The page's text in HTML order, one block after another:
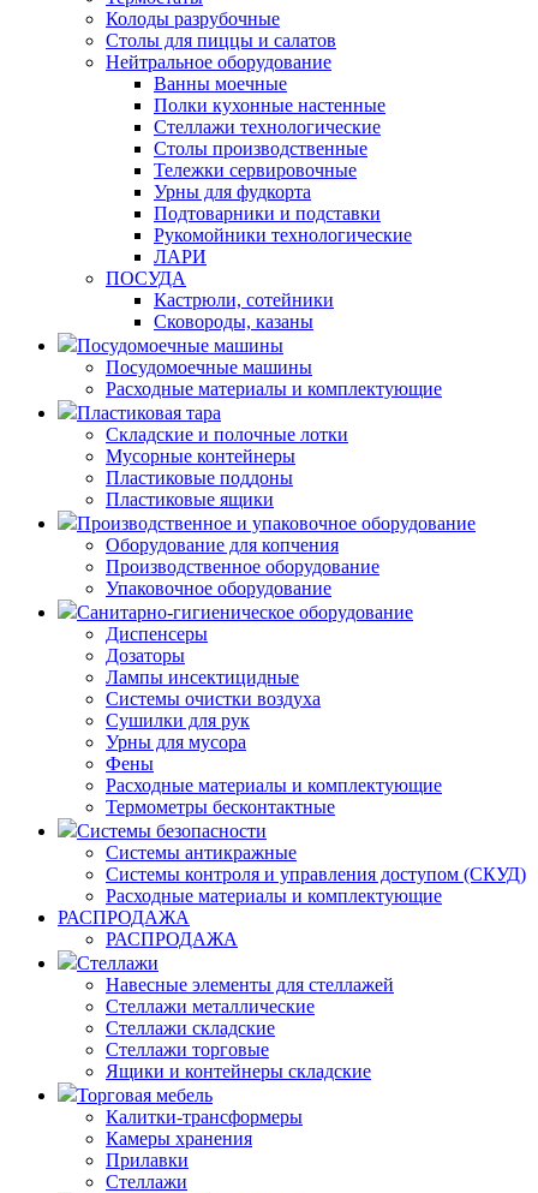
Колоды разрубочные
Столы для пиццы и салатов
Нейтральное оборудование
Ванны моечные
Полки кухонные настенные
Стеллажи технологические
Столы производственные
Тележки сервировочные
Урны для фудкорта
Подтоварники и подставки
Рукомойники технологические
ЛАРИ
ПОСУДА
Кастрюли, сотейники
Сковороды, казаны
Посудомоечные машины
Посудомоечные машины
Расходные материалы и комплектующие
Пластиковая тара
Складские и полочные лотки
Мусорные контейнеры
Пластиковые поддоны
Пластиковые ящики
Производственное и упаковочное оборудование
Оборудование для копчения
Производственное оборудование
Упаковочное оборудование
Санитарно-гигиеническое оборудование
Диспенсеры
Дозаторы
Лампы инсектицидные
Системы очистки воздуха
Сушилки для рук
Урны для мусора
Фены
Расходные материалы и комплектующие
Термометры бесконтактные
Системы безопасности
Системы антикражные
Системы контроля и управления доступом (СКУД)
Расходные материалы и комплектующие
РАСПРОДАЖА
РАСПРОДАЖА
Стеллажи
Навесные элементы для стеллажей
Стеллажи металлические
Стеллажи складские
Стеллажи торговые
Ящики и контейнеры складские
Торговая мебель
Калитки-трансформеры
Камеры хранения
Прилавки
Стеллажи